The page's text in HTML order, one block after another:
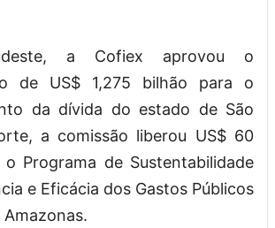
a Cofiex aprovou o
de US$ 1,275 bilhão para o
da dívida do estado de São
a comissão liberou US$ 60
Programa de Sustentabilidade
e Eficácia dos Gastos Públicos